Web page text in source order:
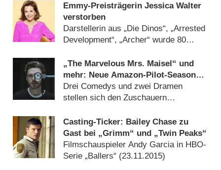
Emmy-Preisträgerin Jessica Walter
verstorben
Darstellerin aus „Die Dinos“, „Arrested
Development“, „Archer“ wurde 80
„The Marvelous Mrs. Maisel“ und
mehr: Neue Amazon-Pilot-Season
im März
Drei Comedys und zwei Dramen
stellen sich den Zuschauern
Casting-Ticker: Bailey Chase zu
Gast bei „Grimm“ und „Twin Peaks“
Filmschauspieler Andy Garcia in HBO-
Serie „Ballers“ (23.11.2015)